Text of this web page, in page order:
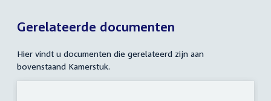
Gerelateerde documenten
Hier vindt u documenten die gerelateerd zijn aan
bovenstaand Kamerstuk.